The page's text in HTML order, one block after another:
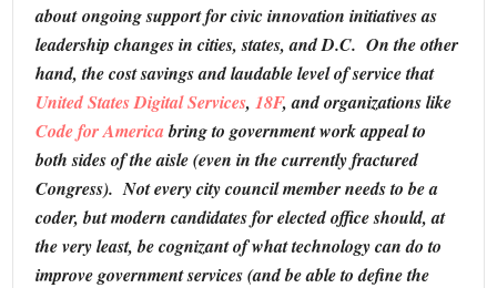
about ongoing support for civic innovation initiatives as
leadership changes in cities, states, and D.C. On the other
hand, the cost savings and laudable level of service that
United States Digital Services,18F, and organizations like
Code for Americabring to government work appeal to
both sides of the aisle (even in the currently fractured
Congress).Not every city council member needs to be a
coder, but modern candidates for elected office should, at
the very least, be cognizant of what technology can do to
improve government services (and be able to define the